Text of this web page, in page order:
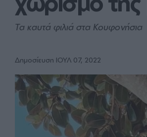
Τα καυτά φιλιά στα Κουφονήσια
Δημοσίευση ΙΟΥΛ 07, 2022